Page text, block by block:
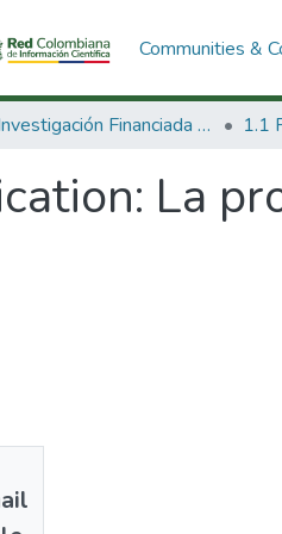
Communities &
1. Investigación Financiada con Recursos Públicos
La